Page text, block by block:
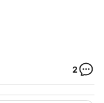
2